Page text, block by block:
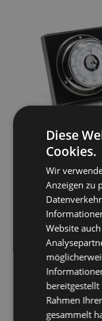
Your
nature
Incredible beauty,
and textures—the natural
means being attentive and
provide respectful outdoor
their exciting outdoor
BARIGO instruments, with
satisfy the curiosity of
Diese
Cookies.
Wir
Anzeigen zu
Website
Rahmen
gesammelt